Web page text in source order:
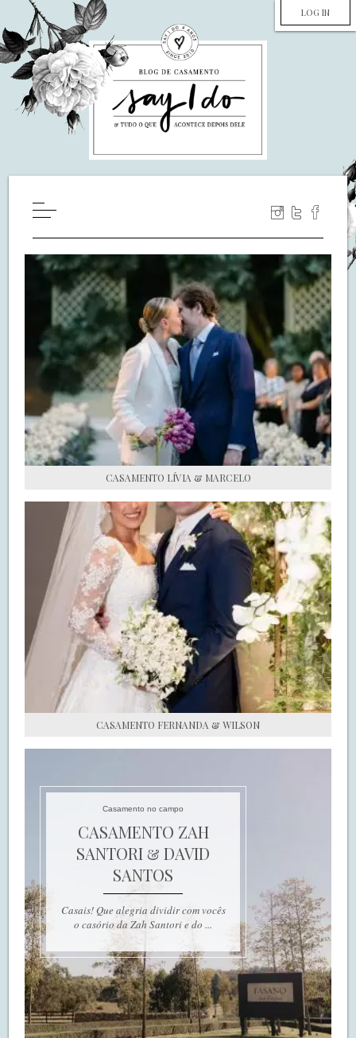
LOG IN
WILL YOU MARRY ME?
LUA DE MEL
COZINHA
DECORAÇÃO
DE NOIVA PRA NOIVA
S.O.S CASADAS
FALE COM O SAY I DO
CASAMENTO LÍVIA & MARCELO
CASAMENTO FERNANDA & WILSON
Casamento no campo
CASAMENTO ZAH
SANTORI & DAVID
SANTOS
Casais! Que alegria dividir com vocês
o casório da Zah Santori e do ...